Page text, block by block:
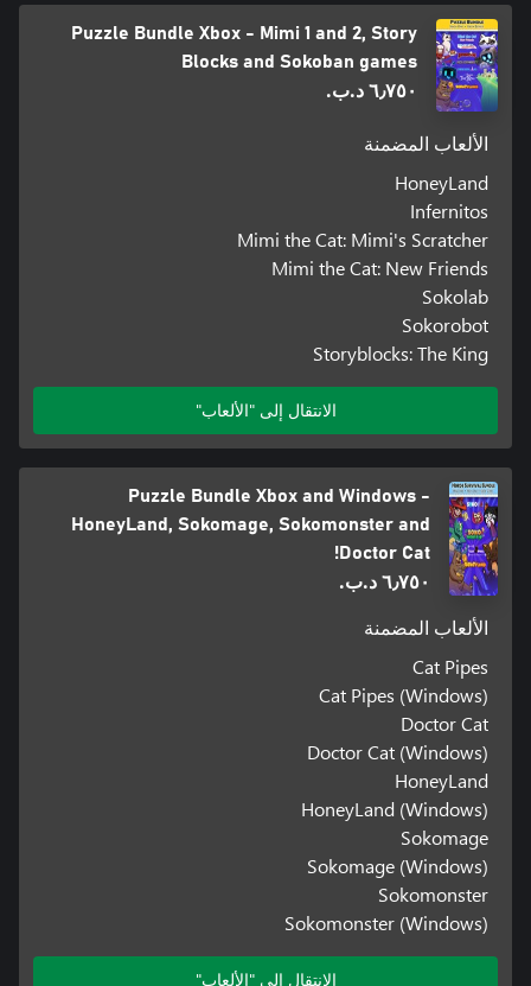
Puzzle Bundle Xbox - Mimi 1 and 2, Story
Blocks and Sokoban games
٦٫٧٥٠ د.ب.‏
الألعاب المضمنة
HoneyLand
Infernitos
Mimi the Cat: Mimi's Scratcher
Mimi the Cat: New Friends
Sokolab
Sokorobot
Storyblocks: The King
الانتقال إلى "الألعاب"
Puzzle Bundle Xbox and Windows -
HoneyLand, Sokomage, Sokomonster and
Doctor Cat!
٦٫٧٥٠ د.ب.‏
الألعاب المضمنة
Cat Pipes
Cat Pipes (Windows)
Doctor Cat
Doctor Cat (Windows)
HoneyLand
HoneyLand (Windows)
Sokomage
Sokomage (Windows)
Sokomonster
Sokomonster (Windows)
الانتقال إلى "الألعاب"